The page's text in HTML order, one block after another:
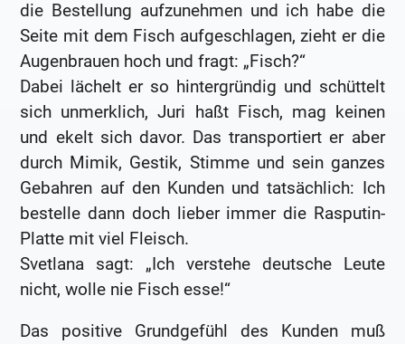
die Bestellung aufzunehmen und ich habe die
Seite mit dem Fisch aufgeschlagen, zieht er die
Augenbrauen hoch und fragt: „Fisch?“
Dabei lächelt er so hintergründig und schüttelt
sich unmerklich, Juri haßt Fisch, mag keinen
und ekelt sich davor. Das transportiert er aber
durch Mimik, Gestik, Stimme und sein ganzes
Gebahren auf den Kunden und tatsächlich: Ich
bestelle dann doch lieber immer die Rasputin-
Platte mit viel Fleisch.
Svetlana sagt: „Ich verstehe deutsche Leute
nicht, wolle nie Fisch esse!“
Das positive Grundgefühl des Kunden muß